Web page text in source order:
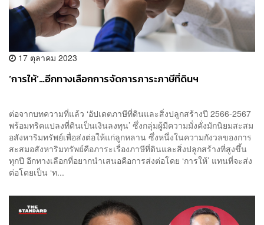
17 ตุลาคม 2023
‘การให้’…อีกทางเลือกการจัดการภาระภาษีที่ดินฯ
ต่อจากบทความที่แล้ว ‘อัปเดตภาษีที่ดินและสิ่งปลูกสร้างปี 2566-2567
พร้อมทริคแปลงที่ดินเป็นเงินลงทุน’ ซึ่งกลุ่มผู้มีความมั่งคั่งมักนิยมสะสม
อสังหาริมทรัพย์เพื่อส่งต่อให้แก่ลูกหลาน ซึ่งหนึ่งในความกังวลของการ
สะสมอสังหาริมทรัพย์คือภาระเรื่องภาษีที่ดินและสิ่งปลูกสร้างที่สูงขึ้น
ทุกปี อีกทางเลือกที่อยากนำเสนอคือการส่งต่อโดย ‘การให้’ แทนที่จะส่ง
ต่อโดยเป็น ‘ท...